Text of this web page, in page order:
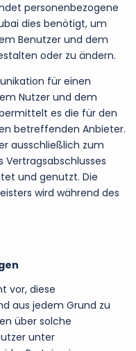
personenbezogene
dies benötigt, um
Benutzer und dem
oder zu ändern.
für einen
Nutzer und dem
es die für den
betreffenden Anbieter.
ausschließlich zum
Vertragsabschlusses
und genutzt. Die
wird während des
vor, diese
aus jedem Grund zu
über solche
unter